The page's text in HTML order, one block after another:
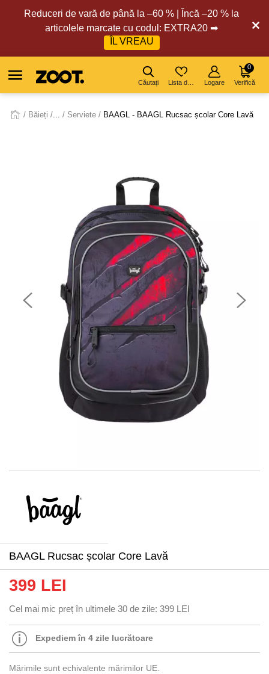
Reduceri de vară de până la –60 % | Încă –20 % la
articolele marcate cu codul: EXTRA20 ➡
ÎL VREAU
Căutați Logare Verifică
0
Băieți ... Serviete BAAGL - BAAGL Rucsac școlar Core Lavă
BAAGL Rucsac școlar Core Lavă
399 LEI
Cel mai mic preț în ultimele 30 de zile: 399 LEI
Expediem în 4 zile lucrătoare
Mărimile sunt echivalente mărimilor UE.